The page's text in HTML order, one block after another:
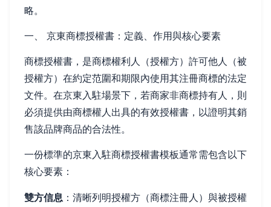
略。
一、 京東商標授權書：定義、作用與核心要素
商標授權書，是商標權利人（授權方）許可他人（被
授權方）在約定范圍和期限內使用其注冊商標的法定
文件。在京東入駐場景下，若商家非商標持有人，則
必須提供由商標權人出具的有效授權書，以證明其銷
售該品牌商品的合法性。
一份標準的京東入駐商標授權書模板通常需包含以下
核心要素：
雙方信息 ：清晰列明授權方（商標注冊人）與被授權